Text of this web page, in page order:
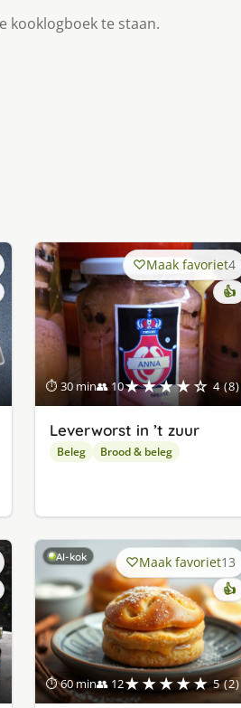
kooklogboek te staan.
⏱ 30 min👥 10★★★★☆ 4 (8)
Maak favoriet4
👍
Leverworst in ’t zuur
Beleg Brood & beleg
AI-kok
⏱ 60 min👥 12★★★★★ 5 (2)
Maak favoriet13
👍